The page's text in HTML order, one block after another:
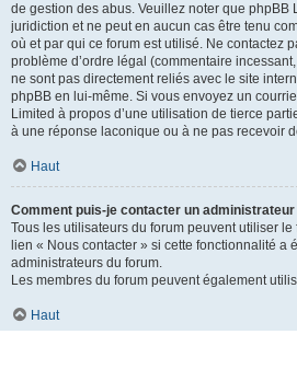
de gestion des abus. Veuillez noter que phpBB
juridiction et ne peut en aucun cas être tenu
où et par qui ce forum est utilisé. Ne contactez
problème d’ordre légal (commentaire
ne sont pas directement reliés avec le site
phpBB en lui-même. Si vous envoyez un
Limited à propos d’une utilisation de tierce
à une réponse laconique ou à ne pas recevoir
Haut
Comment puis-je contacter un
Tous les utilisateurs du forum peuvent utiliser
lien « Nous contacter » si cette fonctionnalité a
administrateurs du forum.
Les membres du forum peuvent également
Haut